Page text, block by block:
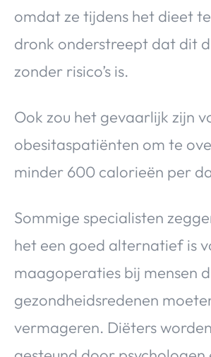
omdat ze tijdens het dieet
dronk onderstreept dat dit
zonder risico’s is.
Ook zou het gevaarlijk zijn
obesitaspatiënten om te
minder 600 calorieën per
Sommige specialisten
het een goed alternatief is
maagoperaties bij mensen
gezondheidsredenen
vermageren. Diëters